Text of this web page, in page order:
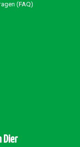
(FAQ)
Dier